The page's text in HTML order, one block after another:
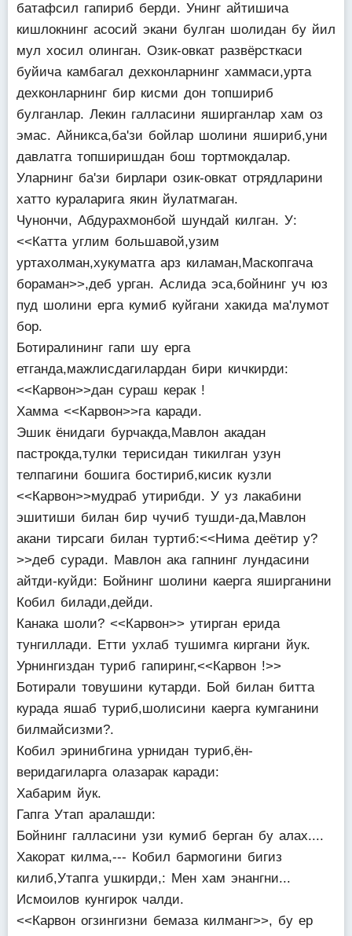
батафсил гапириб берди. Унинг айтишича
кишлокнинг асосий экани булган шолидан бу йил
мул хосил олинган. Озик-овкат развёрсткаси
буйича камбагал дехконларнинг хаммаси,урта
дехконларнинг бир кисми дон топшириб
булганлар. Лекин галласини яширганлар хам оз
эмас. Айникса,ба'зи бойлар шолини яшириб,уни
давлатга топширишдан бош тортмокдалар.
Уларнинг ба'зи бирлари озик-овкат отрядларини
хатто кураларига якин йулатмаган.
Чунончи, Абдурахмонбой шундай килган. У:
<<Катта углим большавой,узим
уртахолман,хукуматга арз киламан,Маскопгача
бораман>>,деб урган. Аслида эса,бойнинг уч юз
пуд шолини ерга кумиб куйгани хакида ма'лумот
бор.
Ботиралининг гапи шу ерга
етганда,мажлисдагилардан бири кичкирди:
<<Карвон>>дан сураш керак !
Хамма <<Карвон>>га каради.
Эшик ёнидаги бурчакда,Мавлон акадан
пастрокда,тулки терисидан тикилган узун
телпагини бошига бостириб,кисик кузли
<<Карвон>>мудраб утирибди. У уз лакабини
эшитиши билан бир чучиб тушди-да,Мавлон
акани тирсаги билан туртиб:<<Нима деётир у?
>>деб суради. Мавлон ака гапнинг лундасини
айтди-куйди: Бойнинг шолини каерга яширганини
Кобил билади,дейди.
Канака шоли? <<Карвон>> утирган ерида
тунгиллади. Етти ухлаб тушимга киргани йук.
Урнингиздан туриб гапиринг,<<Карвон !>>
Ботирали товушини кутарди. Бой билан битта
курада яшаб туриб,шолисини каерга кумганини
билмайсизми?.
Кобил эринибгина урнидан туриб,ён-
веридагиларга олазарак каради:
Хабарим йук.
Гапга Утап аралашди:
Бойнинг галласини узи кумиб берган бу алах....
Хакорат килма,--- Кобил бармогини бигиз
килиб,Утапга ушкирди,: Мен хам энангни...
Исмоилов кунгирок чалди.
<<Карвон огзингизни бемаза килманг>>, бу ер